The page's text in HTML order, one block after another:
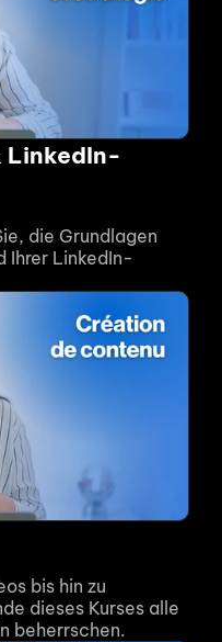
LinkedIn-
die Grundlagen
Ihrer LinkedIn-
bis hin zu
dieses Kurses alle
beherrschen.